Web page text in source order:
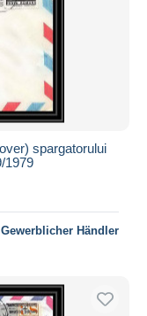
spargatorului
1979
Gewerblicher Händler